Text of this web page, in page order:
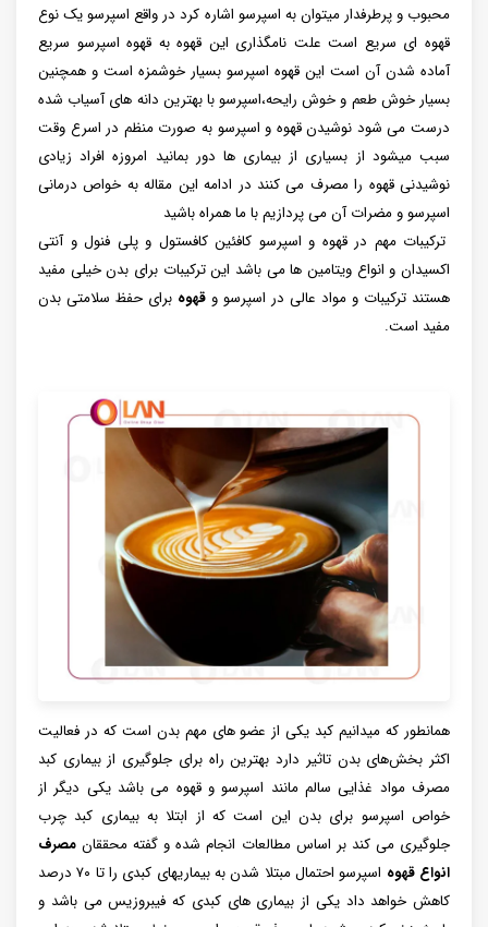
محبوب و پرطرفدار میتوان به اسپرسو اشاره کرد در واقع اسپرسو یک نوع
قهوه ای سریع است علت نامگذاری این قهوه به قهوه اسپرسو سریع
آماده شدن آن است این قهوه اسپرسو بسیار خوشمزه است و همچنین
بسیار خوش طعم و خوش رایحه،اسپرسو با بهترین دانه های آسیاب شده
درست می شود نوشیدن قهوه و اسپرسو به صورت منظم در اسرع وقت
سبب میشود از بسیاری از بیماری ها دور بمانید امروزه افراد زیادی
نوشیدنی قهوه را مصرف می کنند در ادامه این مقاله به خواص درمانی
اسپرسو و مضرات آن می پردازیم با ما همراه باشید
ترکیبات مهم در قهوه و اسپرسو کافئین کافستول و پلی فنول و آنتی
اکسیدان و انواع ویتامین ها می باشد این ترکیبات برای بدن خیلی مفید
هستند ترکیبات و مواد عالی در اسپرسو و قهوه برای حفظ سلامتی بدن
مفید است.
همانطور که میدانیم کبد یکی از عضو های مهم بدن است که در فعالیت
اکثر بخش‌های بدن تاثیر دارد بهترین راه برای جلوگیری از بیماری کبد
مصرف مواد غذایی سالم مانند اسپرسو و قهوه می باشد یکی دیگر از
خواص اسپرسو برای بدن این است که از ابتلا به بیماری کبد چرب
جلوگیری می کند بر اساس مطالعات انجام شده و گفته محققانمصرف
انواع قهوه
اسپرسو احتمال مبتلا شدن به بیماریهای کبدی را تا ۷۰ درصد
کاهش خواهد داد یکی از بیماری های کبدی که فیبروزیس می باشد و